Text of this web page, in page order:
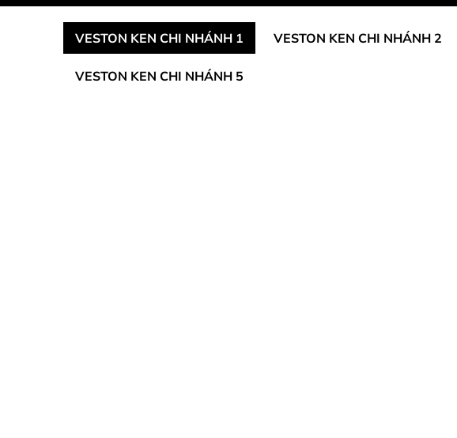
VESTON KEN CHI NHÁNH 1 VESTON KEN CHI NHÁNH 2
VESTON KEN CHI NHÁNH 5